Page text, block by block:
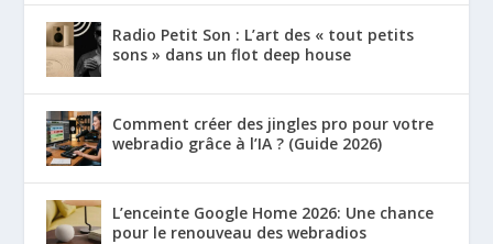
Radio Petit Son : L’art des « tout petits
sons » dans un flot deep house
Comment créer des jingles pro pour votre
webradio grâce à l’IA ? (Guide 2026)
L’enceinte Google Home 2026: Une chance
pour le renouveau des webradios